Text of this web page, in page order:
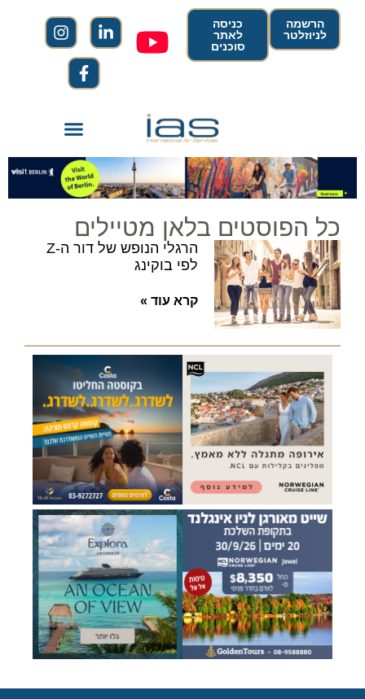
הרשמה
לניוזלטר
כניסה
לאתר
סוכנים
כל הפוסטים בלאן מטיילים
הרגלי הנופש של דור ה-Z
לפי בוקינג
קרא עוד »